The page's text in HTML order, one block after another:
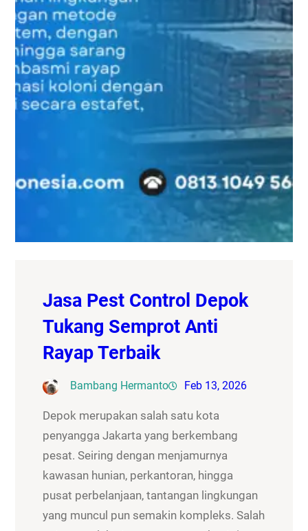
Jasa Pest Control Depok
Tukang Semprot Anti
Rayap Terbaik
Bambang Hermanto Feb 13, 2026
Depok merupakan salah satu kota
penyangga Jakarta yang berkembang
pesat. Seiring dengan menjamurnya
kawasan hunian, perkantoran, hingga
pusat perbelanjaan, tantangan lingkungan
yang muncul pun semakin kompleks. Salah